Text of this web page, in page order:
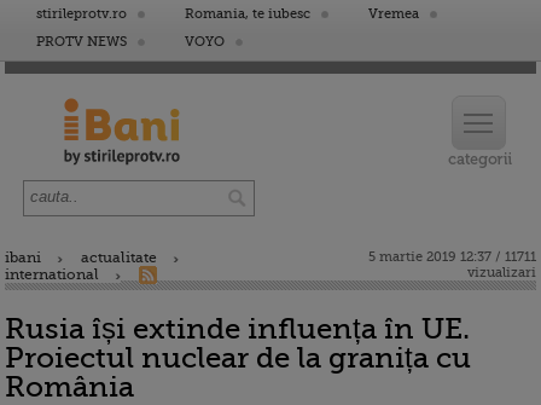
stirileprotv.ro Romania, te iubesc
Vremea
PROTV NEWS
VOYO
ibani
actualitate
international
5 martie 2019 12:37 / 11711
vizualizari
Rusia își extinde influența în UE.
Proiectul nuclear de la granița cu
România